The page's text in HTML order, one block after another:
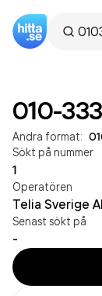
010-
Andra format:
Sökt på nummer
1
Operatören
Telia Sverige
Senast sökt på
-